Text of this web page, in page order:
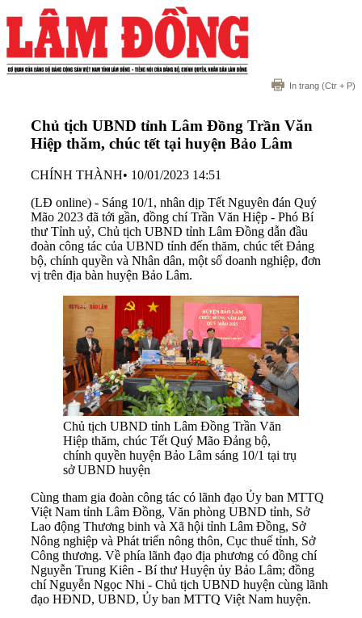
In trang (Ctr + P)
Chủ tịch UBND tỉnh Lâm Đồng Trần Văn
Hiệp thăm, chúc tết tại huyện Bảo Lâm
CHÍNH THÀNH• 10/01/2023 14:51
(LĐ online) - Sáng 10/1, nhân dịp Tết Nguyên đán Quý
Mão 2023 đã tới gần, đồng chí Trần Văn Hiệp - Phó Bí
thư Tỉnh uỷ, Chủ tịch UBND tỉnh Lâm Đồng dẫn đầu
đoàn công tác của UBND tỉnh đến thăm, chúc tết Đảng
bộ, chính quyền và Nhân dân, một số doanh nghiệp, đơn
vị trên địa bàn huyện Bảo Lâm.
Chủ tịch UBND tỉnh Lâm Đồng Trần Văn
Hiệp thăm, chúc Tết Quý Mão Đảng bộ,
chính quyền huyện Bảo Lâm sáng 10/1 tại trụ
sở UBND huyện
Cùng tham gia đoàn công tác có lãnh đạo Ủy ban MTTQ
Việt Nam tỉnh Lâm Đồng, Văn phòng UBND tỉnh, Sở
Lao động Thương binh và Xã hội tỉnh Lâm Đồng, Sở
Nông nghiệp và Phát triển nông thôn, Cục thuế tỉnh, Sở
Công thương. Về phía lãnh đạo địa phương có đồng chí
Nguyễn Trung Kiên - Bí thư Huyện ủy Bảo Lâm; đồng
chí Nguyễn Ngọc Nhi - Chủ tịch UBND huyện cùng lãnh
đạo HĐND, UBND, Ủy ban MTTQ Việt Nam huyện.